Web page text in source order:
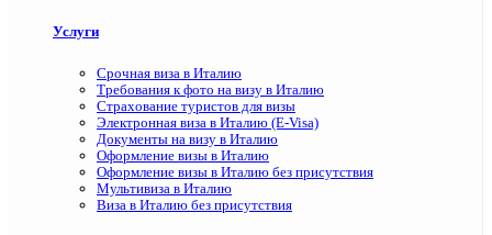
Услуги
Срочная виза в Италию
Требования к фото на визу в Италию
Страхование туристов для визы
Электронная виза в Италию (E-Visa)
Документы на визу в Италию
Оформление визы в Италию
Оформление визы в Италию без присутствия
Мультивиза в Италию
Виза в Италию без присутствия